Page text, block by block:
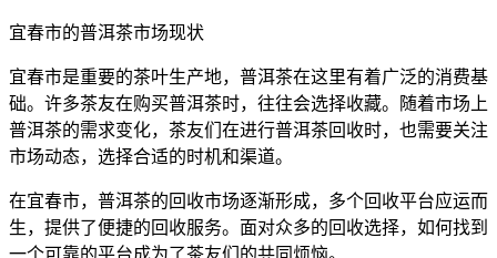
宜春市的普洱茶市场现状
宜春市是重要的茶叶生产地，普洱茶在这里有着广泛的消费基
础。许多茶友在购买普洱茶时，往往会选择收藏。随着市场上
普洱茶的需求变化，茶友们在进行普洱茶回收时，也需要关注
市场动态，选择合适的时机和渠道。
在宜春市，普洱茶的回收市场逐渐形成，多个回收平台应运而
生，提供了便捷的回收服务。面对众多的回收选择，如何找到
一个可靠的平台成为了茶友们的共同烦恼。